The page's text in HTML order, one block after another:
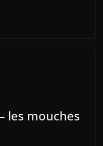
les mouches